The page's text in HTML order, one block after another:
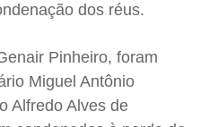
dos réus.
Pinheiro, foram
Miguel Antônio
Alfredo Alves de